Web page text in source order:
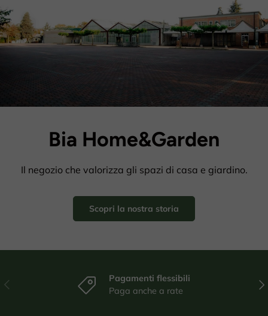
Bia Home&Garden
Il negozio che valorizza gli spazi di casa e giardino.
Scopri la nostra storia
Indietro
Pagamenti flessibili
Paga anche a rate